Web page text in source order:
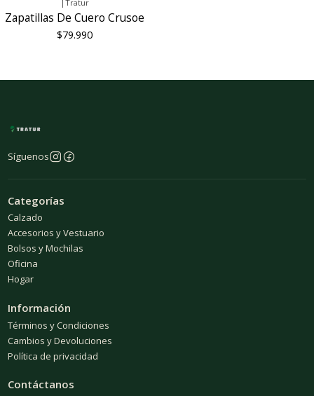
| Tratur
Zapatillas De Cuero Crusoe
$79.990
Síguenos
Categorías
Calzado
Accesorios y Vestuario
Bolsos y Mochilas
Oficina
Hogar
Información
Términos y Condiciones
Cambios y Devoluciones
Política de privacidad
Contáctanos